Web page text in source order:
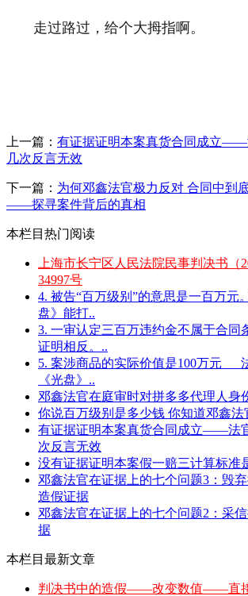
走过路过，给个大拇指啊。
上一篇： 有证据证明本案真货合同成立——
几次反言无效
下一篇： 为何邓鑫法官极力反对 合同中到
——探寻案件背后的真相
本栏目热门阅读
上海市长宁区人民法院民事判决书（
34997号
4. 被告“百万级别”的意思是一百万元
盘》能打..
3. 一审认定三百万违约金不属于合同
证明相反。..
5. 案涉商品的实际价值是100万元___
《光盘》..
邓鑫法官在庭审时对拼多多代理人身
你说百万级别是多少钱 你知道邓鑫法
有证据证明本案真货合同成立——法
次反言无效
没有证据证明本案假一赔三计算标准
邓鑫法官在证据上的七个问题3：毁
造假证据
邓鑫法官在证据上的七个问题2：采
据
本栏目最新文章
判决书中的造假——改变数值——直